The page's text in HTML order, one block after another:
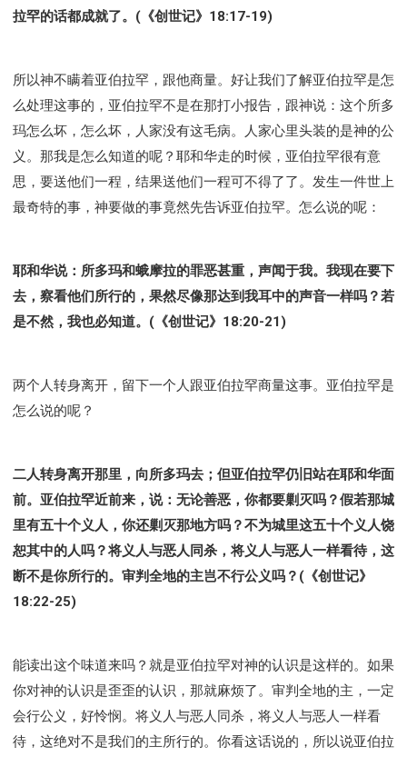
拉罕的话都成就了。(《创世记》18:17-19)
所以神不瞒着亚伯拉罕，跟他商量。好让我们了解亚伯拉罕是怎
么处理这事的，亚伯拉罕不是在那打小报告，跟神说：这个所多
玛怎么坏，怎么坏，人家没有这毛病。人家心里头装的是神的公
义。那我是怎么知道的呢？耶和华走的时候，亚伯拉罕很有意
思，要送他们一程，结果送他们一程可不得了了。发生一件世上
最奇特的事，神要做的事竟然先告诉亚伯拉罕。怎么说的呢：
耶和华说：所多玛和蛾摩拉的罪恶甚重，声闻于我。我现在要下
去，察看他们所行的，果然尽像那达到我耳中的声音一样吗？若
是不然，我也必知道。(《创世记》18:20-21)
两个人转身离开，留下一个人跟亚伯拉罕商量这事。亚伯拉罕是
怎么说的呢？
二人转身离开那里，向所多玛去；但亚伯拉罕仍旧站在耶和华面
前。亚伯拉罕近前来，说：无论善恶，你都要剿灭吗？假若那城
里有五十个义人，你还剿灭那地方吗？不为城里这五十个义人饶
恕其中的人吗？将义人与恶人同杀，将义人与恶人一样看待，这
断不是你所行的。审判全地的主岂不行公义吗？(《创世记》
18:22-25)
能读出这个味道来吗？就是亚伯拉罕对神的认识是这样的。如果
你对神的认识是歪歪的认识，那就麻烦了。审判全地的主，一定
会行公义，好怜悯。将义人与恶人同杀，将义人与恶人一样看
待，这绝对不是我们的主所行的。你看这话说的，所以说亚伯拉